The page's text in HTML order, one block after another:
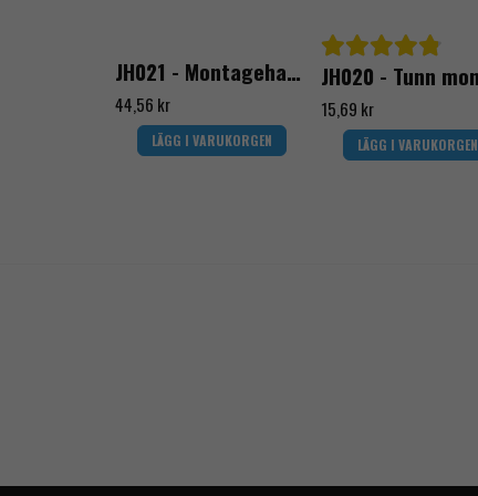
JH021 - Montagehandske skärskydd klass C
44,56 kr
LÄGG I VARUKORGEN
15,69 kr
LÄGG I VARUKORGEN